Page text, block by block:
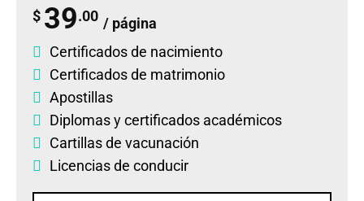
$ 39.00 / página
Certificados de nacimiento
Certificados de matrimonio
Apostillas
Diplomasycertificados académicos
Cartillas de vacunación
Licencias de conducir